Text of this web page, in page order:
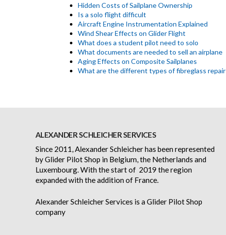
Hidden Costs of Sailplane Ownership
Is a solo flight difficult
Aircraft Engine Instrumentation Explained
Wind Shear Effects on Glider Flight
What does a student pilot need to solo
What documents are needed to sell an airplane
Aging Effects on Composite Sailplanes
What are the different types of fibreglass repair
ALEXANDER SCHLEICHER SERVICES
Since 2011, Alexander Schleicher has been represented
by Glider Pilot Shop in Belgium, the Netherlands and
Luxembourg. With the start of 2019 the region
expanded with the addition of France.
Alexander Schleicher Services is a Glider Pilot Shop
company